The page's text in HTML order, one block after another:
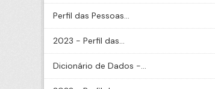
Perfil das Pessoas...
2023 - Perfil das...
Dicionário de Dados -...